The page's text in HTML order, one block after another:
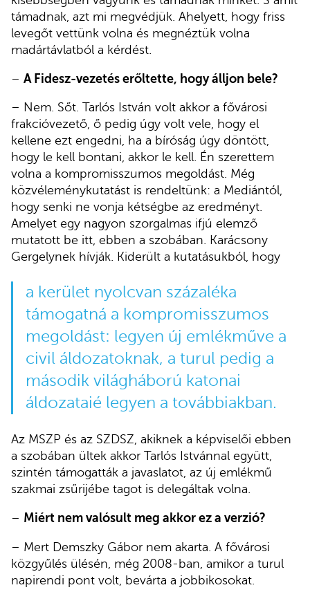
támadnak, azt mi megvédjük. Ahelyett, hogy friss
levegőt vettünk volna és megnéztük volna
madártávlatból a kérdést.
– A Fidesz-vezetés erőltette, hogy álljon bele?
– Nem. Sőt. Tarlós István volt akkor a fővárosi
frakcióvezető, ő pedig úgy volt vele, hogy el
kellene ezt engedni, ha a bíróság úgy döntött,
hogy le kell bontani, akkor le kell. Én szerettem
volna a kompromisszumos megoldást. Még
közvéleménykutatást is rendeltünk: a Mediántól,
hogy senki ne vonja kétségbe az eredményt.
Amelyet egy nagyon szorgalmas ifjú elemző
mutatott be itt, ebben a szobában. Karácsony
Gergelynek hívják. Kiderült a kutatásukból, hogy
a kerület nyolcvan százaléka
támogatná a kompromisszumos
megoldást: legyen új emlékműve a
civil áldozatoknak, a turul pedig a
második világháború katonai
áldozataié legyen a továbbiakban.
Az MSZP és az SZDSZ, akiknek a képviselői ebben
a szobában ültek akkor Tarlós Istvánnal együtt,
szintén támogatták a javaslatot, az új emlékmű
szakmai zsűrijébe tagot is delegáltak volna.
– Miért nem valósult meg akkor ez a verzió?
– Mert Demszky Gábor nem akarta. A fővárosi
közgyűlés ülésén, még 2008-ban, amikor a turul
napirendi pont volt, bevárta a jobbikosokat.